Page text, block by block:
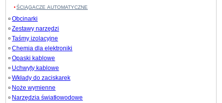
ŚCIĄGACZE AUTOMATYCZNE
Obcinarki
Zestawy narzędzi
Taśmy izolacyjne
Chemia dla elektroniki
Opaski kablowe
Uchwyty kablowe
Wkłady do zaciskarek
Noże wymienne
Narzędzia światłowodowe